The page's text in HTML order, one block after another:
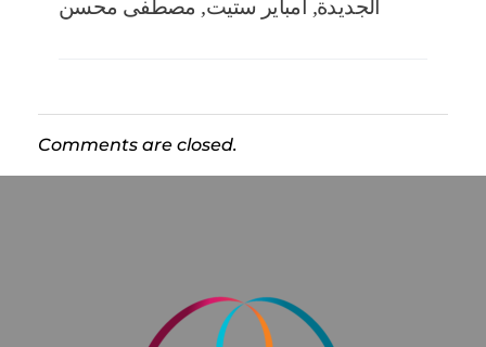
الجديدة, امباير ستيت, مصطفى محسن
Comments are closed.